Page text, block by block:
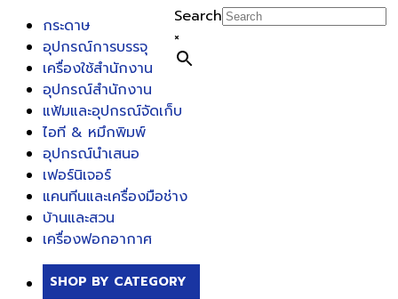
Search
×
กระดาษ
อุปกรณ์การบรรจุ
เครื่องใช้สำนักงาน
อุปกรณ์สำนักงาน
แฟ้มและอุปกรณ์จัดเก็บ
ไอที & หมึกพิมพ์
อุปกรณ์นำเสนอ
เฟอร์นิเจอร์
แคนทีนและเครื่องมือช่าง
บ้านและสวน
เครื่องฟอกอากาศ
SHOP BY CATEGORY